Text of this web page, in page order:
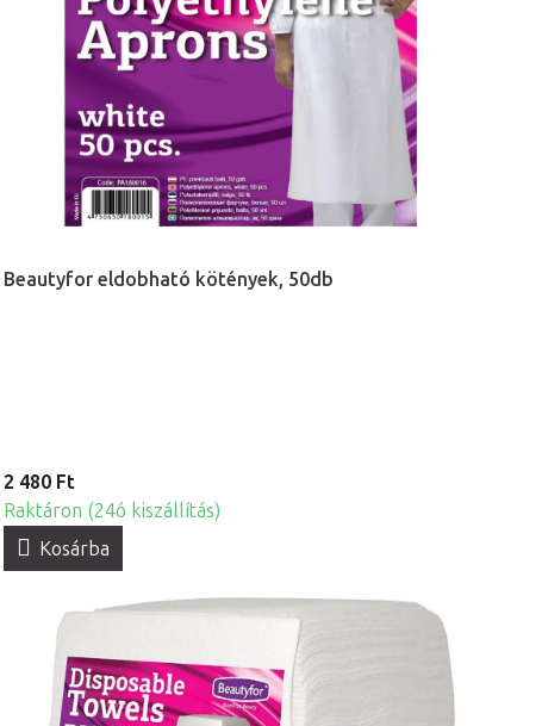
Beautyfor eldobható kötények, 50db
2 480 Ft
Raktáron (24ó kiszállítás)
Kosárba